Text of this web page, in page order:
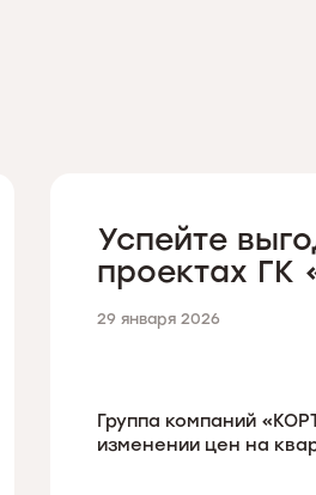
Успейте
проектах
29 января 2026
Группа компаний
изменении цен на